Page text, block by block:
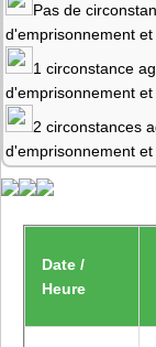
Pas de
d'emprisonnement
1 circonstance
d'emprisonnement
2 circonstances
d'emprisonnement
Date /
Heure